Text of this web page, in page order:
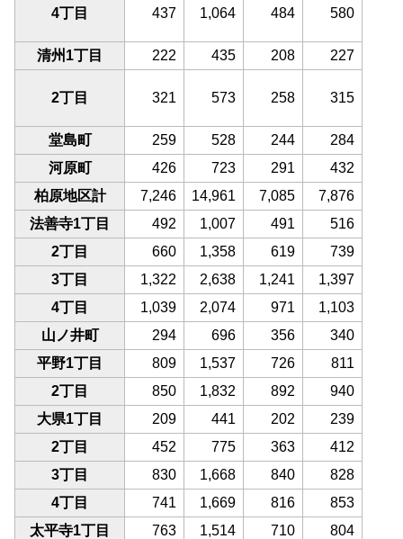
4丁目 437 1,064 484 580
清州1丁目 222 435 208 227
2丁目 321 573 258 315
堂島町 259 528 244
284
河原町
426 723 291
432
柏原地区計
7,246 14,961 7,085
7,876
法善寺1丁目
492 1,007 491
516
2丁目
660 1,358 619
739
3丁目
1,322 2,638 1,241
1,397
4丁目
1,039 2,074 971
1,103
山ノ井町
294 696 356
340
平野1丁目
809 1,537 726
811
2丁目
850 1,832 892
940
大県1丁目
209 441 202
239
2丁目
452 775 363
412
3丁目
830 1,668 840
828
4丁目
741 1,669 816
853
太平寺1丁目
763 1,514 710
804